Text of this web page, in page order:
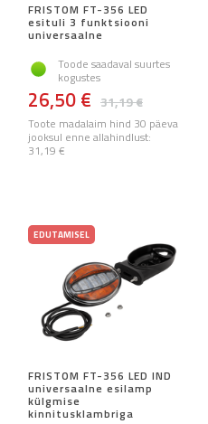
FRISTOM FT-356 LED
esituli 3 funktsiooni
universaalne
Toode saadaval suurtes
kogustes
31,19 €
26,50 €
Toote madalaim hind 30 päeva
jooksul enne allahindlust:
31,19 €
EDUTAMISEL
FRISTOM FT-356 LED IND
universaalne esilamp
külgmise
kinnitusklambriga